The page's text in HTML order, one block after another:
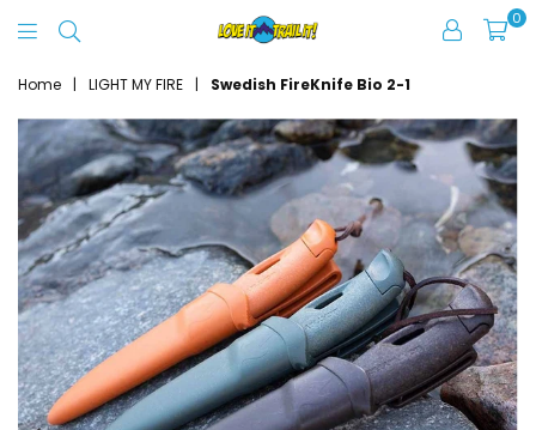
It
Trail
It
0
Home | LIGHT MY FIRE | Swedish FireKnife Bio 2-1